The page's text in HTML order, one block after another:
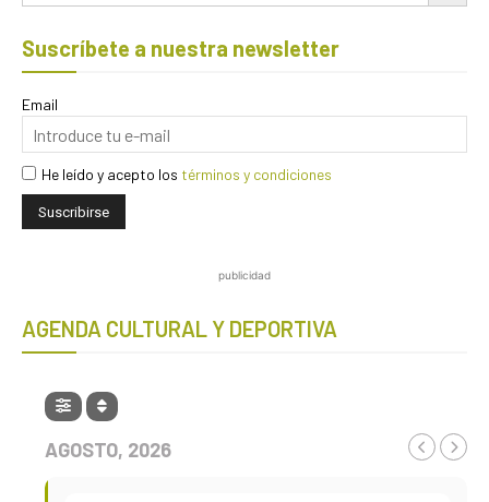
Suscríbete a nuestra newsletter
Email
He leído y acepto los términos y condiciones
publicidad
AGENDA CULTURAL Y DEPORTIVA
AGOSTO, 2026